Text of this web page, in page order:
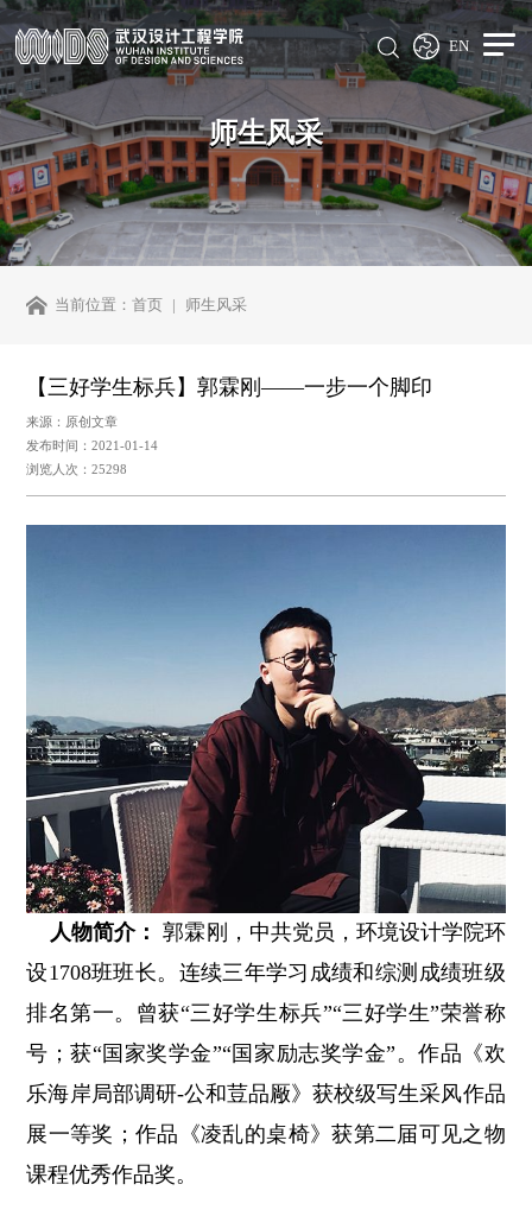
EN
师生风采
当前位置：首页 师生风采
【三好学生标兵】郭霖刚——一步一个脚印
来源：原创文章
发布时间：2021-01-14
浏览人次：25298
人物简介： 郭霖刚，中共党员，环境设计学院环
设1708班班长。连续三年学习成绩和综测成绩班级
排名第一。曾获“三好学生标兵”“三好学生”荣誉称
号；获“国家奖学金”“国家励志奖学金”。作品《欢
乐海岸局部调研-公和荳品厰》获校级写生采风作品
展一等奖；作品《凌乱的桌椅》获第二届可见之物
课程优秀作品奖。